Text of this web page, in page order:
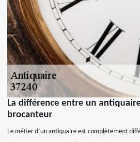
La différence entre un
brocanteur
Le métier d’un antiquaire est complètement